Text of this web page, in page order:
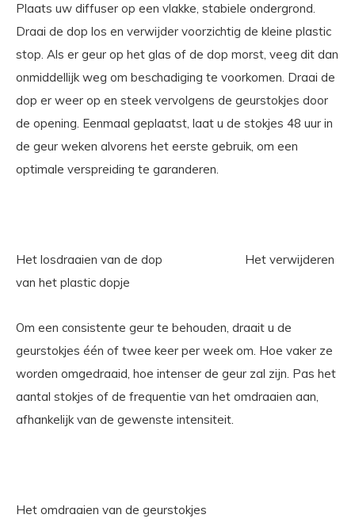
Plaats uw diffuser op een vlakke, stabiele ondergrond.
Draai de dop los en verwijder voorzichtig de kleine plastic
stop. Als er geur op het glas of de dop morst, veeg dit dan
onmiddellijk weg om beschadiging te voorkomen. Draai de
dop er weer op en steek vervolgens de geurstokjes door
de opening. Eenmaal geplaatst, laat u de stokjes 48 uur in
de geur weken alvorens het eerste gebruik, om een
optimale verspreiding te garanderen.
Het losdraaien van de dop Het verwijderen
van het plastic dopje
Om een consistente geur te behouden, draait u de
geurstokjes één of twee keer per week om. Hoe vaker ze
worden omgedraaid, hoe intenser de geur zal zijn. Pas het
aantal stokjes of de frequentie van het omdraaien aan,
afhankelijk van de gewenste intensiteit.
Het omdraaien van de geurstokjes